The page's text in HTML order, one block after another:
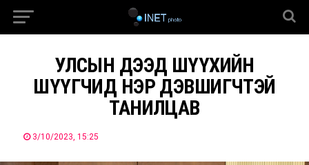
УЛСЫН ДЭЭД ШҮҮХИЙН
ШҮҮГЧИД НЭР ДЭВШИГЧТЭЙ
ТАНИЛЦАВ
3/10/2023, 15:25